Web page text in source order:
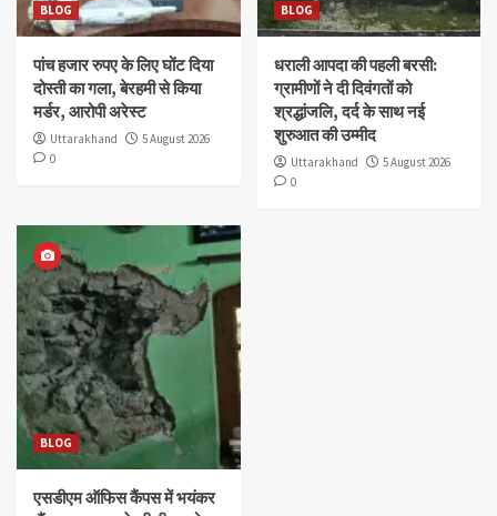
BLOG
पांच हजार रुपए के लिए घोंट दिया
दोस्ती का गला, बेरहमी से किया
मर्डर, आरोपी अरेस्ट
Uttarakhand
5 August 2026
0
BLOG
धराली आपदा की पहली बरसी:
ग्रामीणों ने दी दिवंगतों को
श्रद्धांजलि, दर्द के साथ नई
शुरुआत की उम्मीद
Uttarakhand
5 August 2026
0
BLOG
एसडीएम ऑफिस कैंपस में भयंकर